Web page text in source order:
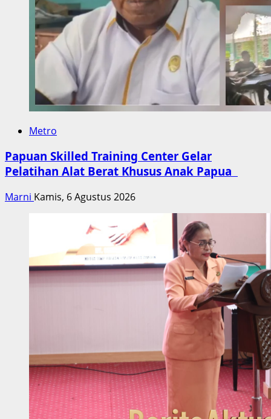
Metro
Papuan Skilled Training Center Gelar
Pelatihan Alat Berat Khusus Anak Papua
Marni Kamis, 6 Agustus 2026